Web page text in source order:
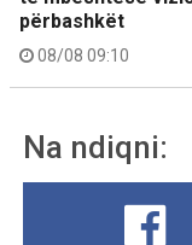
përbashkët
08/08 09:10
Na ndiqni: